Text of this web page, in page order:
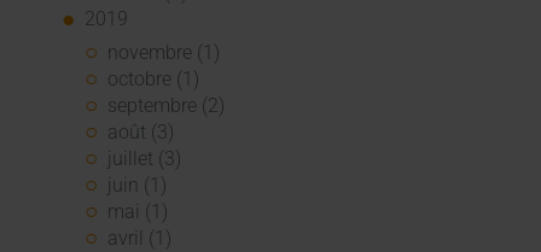
2019
novembre (1)
octobre (1)
septembre (2)
août (3)
juillet (3)
juin (1)
mai (1)
avril (1)